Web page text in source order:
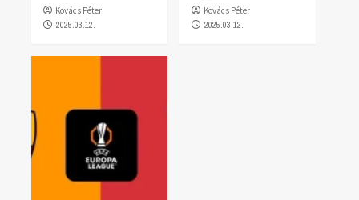
Kovács Péter
2025.03.12.
Kovács Péter
2025.03.12.